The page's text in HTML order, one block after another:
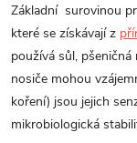
Základní surovinou
které se získávají z
používá sůl,
nosiče mohou
koření) jsou jejich
mikrobiologická